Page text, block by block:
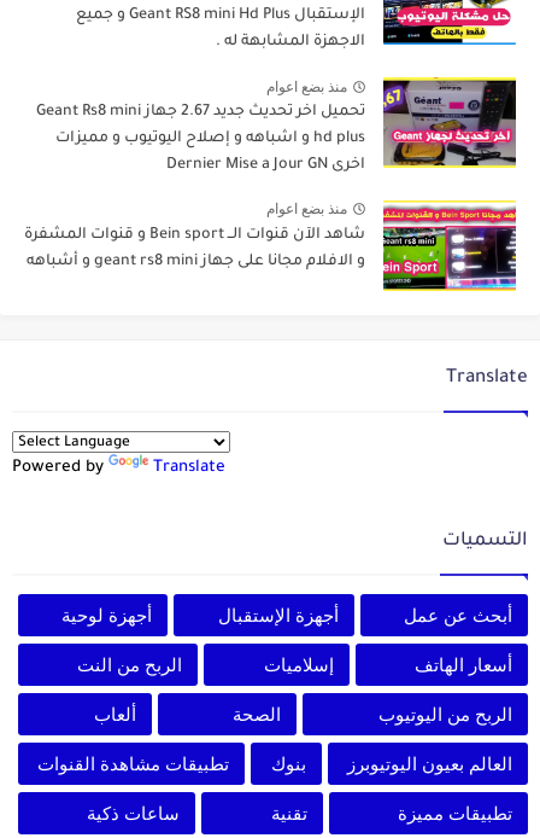
الإستقبال Geant RS8 mini Hd Plus و جميع
الاجهزة المشابهة له .
منذ بضع اعوام
تحميل اخر تحديث جديد 2.67 جهاز Geant Rs8 mini
hd plus و اشباهه و إصلاح اليوتيوب و مميزات
اخرى Dernier Mise a Jour GN
منذ بضع اعوام
شاهد الآن قنوات الــ Bein sport و قنوات المشفرة
و الافلام مجانا على جهاز geant rs8 mini و أشباهه
Translate
Powered by Translate
التسميات
أبحث عن عمل أجهزة الإستقبال أجهزة لوحية
أسعار الهاتف إسلاميات الربح من النت
الربح من اليوتيوب الصحة ألعاب
العالم بعيون اليوتيوبرز بنوك تطبيقات مشاهدة القنوات
تطبيقات مميزة تقنية ساعات ذكية